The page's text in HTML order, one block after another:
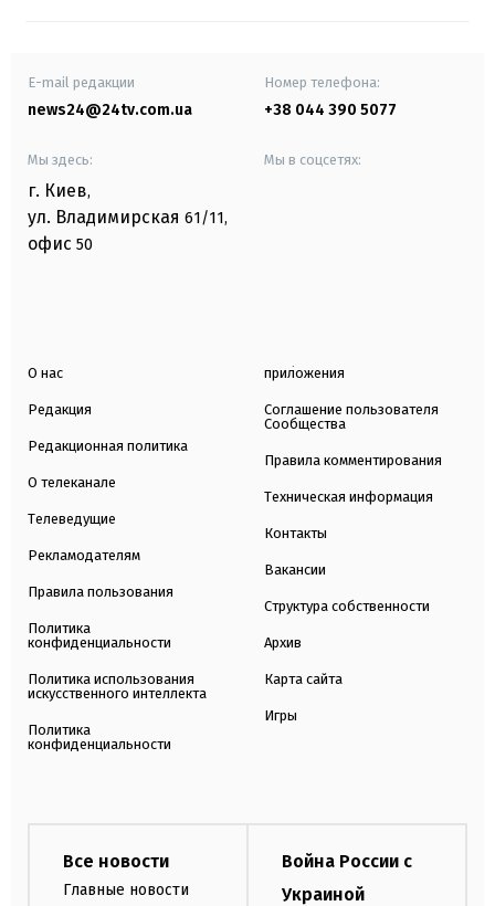
E-mail редакции
news24@24tv.com.ua
Номер телефона:
+38 044 390 5077
Мы здесь:
г. Киев,
ул. Владимирская 61/11,
офис 50
Мы в соцсетях:
О нас
Редакция
Редакционная политика
О телеканале
Телеведущие
Рекламодателям
Правила пользования
Политика
конфиденциальности
Политика использования
искусственного интеллекта
Политика
конфиденциальности
приложения
Соглашение пользователя
Сообщества
Правила комментирования
Техническая информация
Контакты
Вакансии
Структура собственности
Архив
Карта сайта
Игры
Все новости
Главные новости
Война России с
Украиной